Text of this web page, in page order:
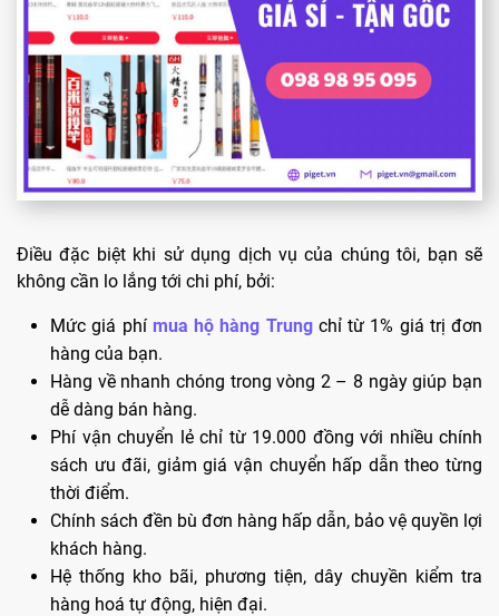
Điều đặc biệt khi sử dụng dịch vụ của chúng tôi, bạn sẽ
không cần lo lắng tới chi phí, bởi:
Mức giá phí mua hộ hàng Trungchỉ từ 1% giá trị đơn
hàng của bạn.
Hàng về nhanh chóng trong vòng 2 – 8 ngày giúp bạn
dễ dàng bán hàng.
Phí vận chuyển lẻ chỉ từ 19.000 đồng với nhiều chính
sách ưu đãi, giảm giá vận chuyển hấp dẫn theo từng
thời điểm.
Chính sách đền bù đơn hàng hấp dẫn, bảo vệ quyền lợi
khách hàng.
Hệ thống kho bãi, phương tiện, dây chuyền kiểm tra
hàng hoá tự động, hiện đại.